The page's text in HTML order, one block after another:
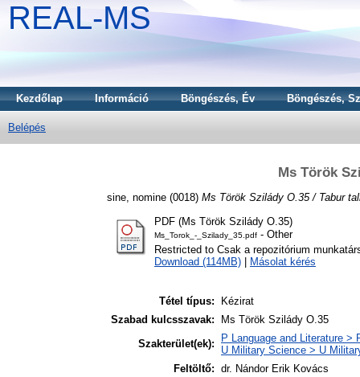
REAL-MS
Kezdőlap Információ Böngészés, Év Böngészés,
Belépés
Ms Török
sine, nomine (0018) Ms Török Szilády O.35 / Tabur
PDF (Ms Török Szilády O.35)
Ms_Torok_-_Szilady_35.pdf - Other
Restricted to Csak a repozitórium
Download (114MB)
Másolat kérés
Tétel típus:
Kézirat
Szabad kulcsszavak:
Ms Török Szilády O.35
Szakterület(ek):
P Language and Literature >
U Military Science > U
Feltöltő: dr. Nándor Erik Kovács